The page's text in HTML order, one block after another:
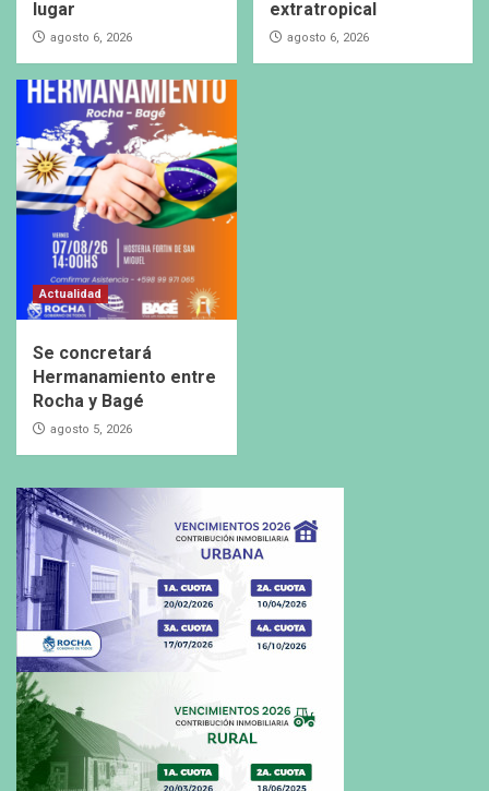
lugar
agosto 6, 2026
extratropical
agosto 6, 2026
Actualidad
Se concretará
Hermanamiento entre
Rocha y Bagé
agosto 5, 2026